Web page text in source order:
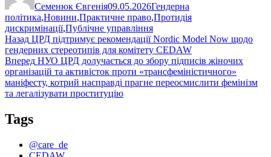
Семенюк Євгенія09.05.2026Гендерна
політика,Новини,Практичне право,Протидія
дискримінації,Публічне управління
Навігація
записів
Назад Попередній
запис:
ЦРД підтримує рекомендації Nordic Model Now щодо
гендерних стереотипів для комітету CEDAW
Вперед Наступний
запис:
НУО ЦРД долучається до збору підписів жіночих
організацій та активісток проти «трансфеміністичного»
маніфесту, котрий насправді прагне переосмислити фемінізм
та легалізувати проституцію
Tags
@care_de